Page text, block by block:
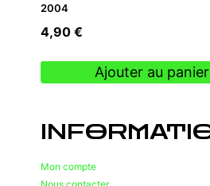
2004
4,90 €
Ajouter au panier
Mon compte